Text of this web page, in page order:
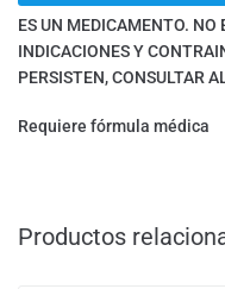
ES UN MEDICAMENTO. NO
INDICACIONES Y
PERSISTEN, CONSULTAR
Requiere fórmula médica
Productos